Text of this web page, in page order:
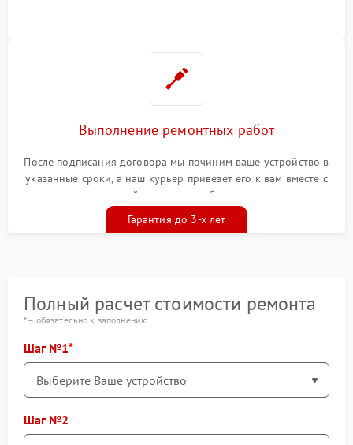
Выполнение ремонтных работ
После подписания договора мы починим ваше устройство в
указанные сроки, а наш курьер привезет его к вам вместе с
гарантийным талоном бесплатно
Гарантия до 3-х лет
Полный расчет стоимости ремонта
* – обязательно к заполнению
Шаг №1
Шаг №2